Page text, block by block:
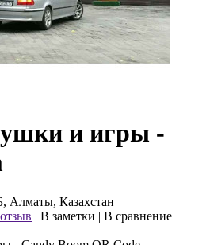
и игры -
Алматы, Казахстан
| В заметки | В сравнение